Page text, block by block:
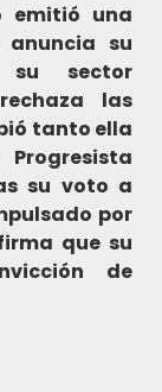
emitió una
su
su sector
las
tanto ella
su voto a
por
que su
de